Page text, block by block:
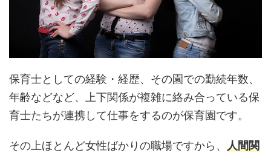
保育士としての経験・経歴、その園での勤続年数、
年齢などなど、上下関係が複雑に絡み合っている保
育士たちが連携して仕事をするのが保育園です。
その上ほとんど女性ばかりの職場ですから、 人間関